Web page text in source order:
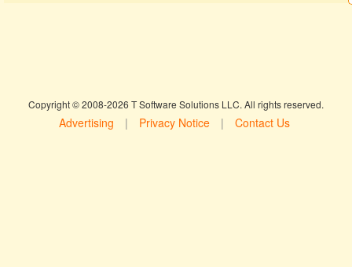
Copyright © 2008-2026 T Software Solutions LLC. All rights reserved.
Advertising | Privacy Notice | Contact Us